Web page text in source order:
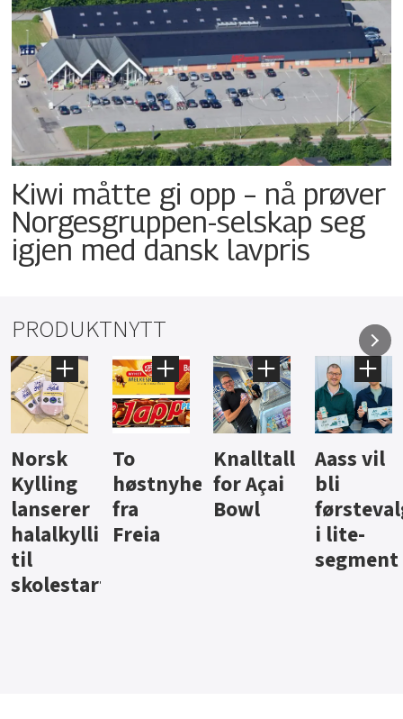
Kiwi måtte gi opp – nå prøver
Norgesgruppen-selskap seg
igjen med dansk lavpris
PRODUKTNYTT
Knalltall
for Açai
Bowl
Aass vil
bli
førstevalg
i lite-
Brus og
jus fra
Berentsen
Hard
iste fra
Hansa